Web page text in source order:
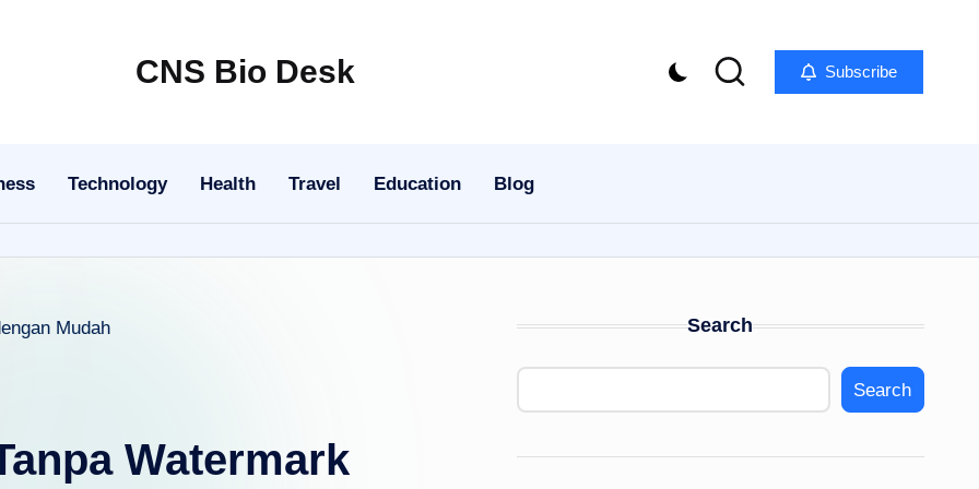
CNS Bio Desk
Every
Story
Subscribe
Technology Health Travel Education Blog
Watermark
Search
Search